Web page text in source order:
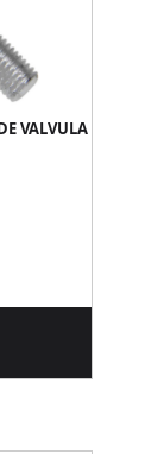
VALVULA